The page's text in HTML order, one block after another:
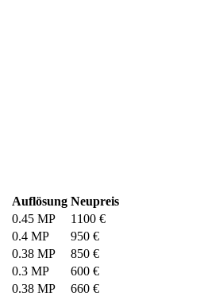
Auflösung Neupreis
0.45 MP
1100 €
0.4 MP
950 €
0.38 MP
850 €
0.3 MP
600 €
0.38 MP
660 €